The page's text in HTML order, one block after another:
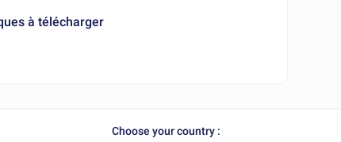
à télécharger
Choose your country :